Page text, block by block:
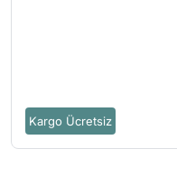
Kargo Ücretsiz